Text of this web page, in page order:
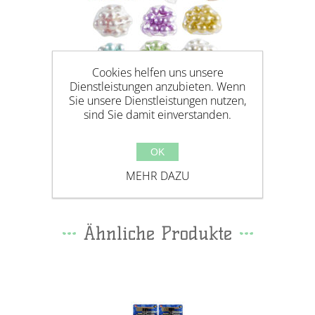
GEM BALL PERLMUTTFARBEN,
6CM
Ähnliche Produkte
Cookies helfen uns unsere
Dienstleistungen anzubieten. Wenn
Sie unsere Dienstleistungen nutzen,
sind Sie damit einverstanden.
OK
MEHR DAZU